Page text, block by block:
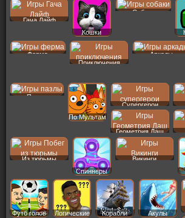
Гача Лайф
Кошки
Собаки
Ферма
Приключения
Аркады
Пазлы
По Мультам
Супергерои
Геометрия Даш
Из тюрьмы
Спиннеры
Викинги
Футб голов Логические Корабли Акулы